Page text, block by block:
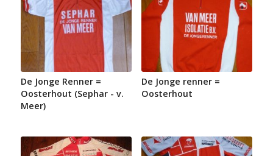
De Jonge Renner =
Oosterhout (Sephar - v.
Meer)
De Jonge renner =
Oosterhout